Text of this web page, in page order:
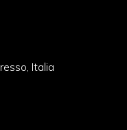
Italia